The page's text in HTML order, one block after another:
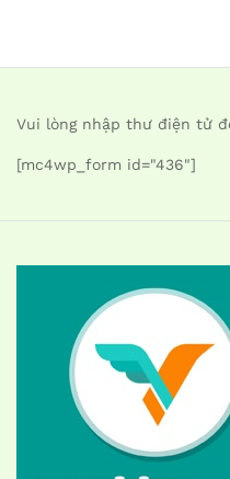
Vui lòng nhập thư điện tử
[mc4wp_form id="436"]